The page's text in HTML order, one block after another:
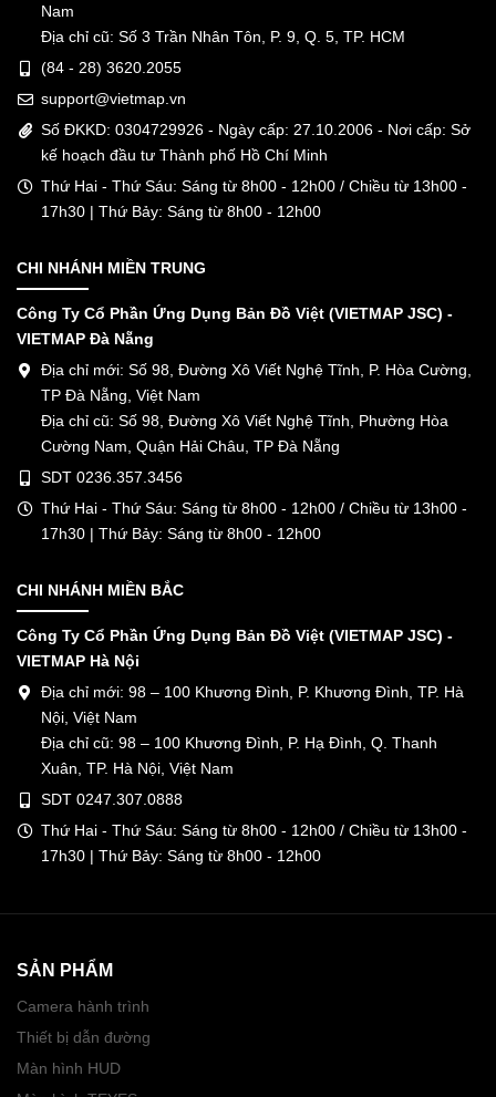
Nam
Địa chỉ cũ: Số 3 Trần Nhân Tôn, P. 9, Q. 5, TP. HCM
(84 - 28) 3620.2055
support@vietmap.vn
Số ĐKKD: 0304729926 - Ngày cấp: 27.10.2006 - Nơi cấp: Sở
kế hoạch đầu tư Thành phố Hồ Chí Minh
Thứ Hai - Thứ Sáu: Sáng từ 8h00 - 12h00 / Chiều từ 13h00 -
17h30 | Thứ Bảy: Sáng từ 8h00 - 12h00
CHI NHÁNH MIỀN TRUNG
Công Ty Cổ Phần Ứng Dụng Bản Đồ Việt (VIETMAP JSC) -
VIETMAP Đà Nẵng
Địa chỉ mới: Số 98, Đường Xô Viết Nghệ Tĩnh, P. Hòa Cường,
TP Đà Nẵng, Việt Nam
Địa chỉ cũ: Số 98, Đường Xô Viết Nghệ Tĩnh, Phường Hòa
Cường Nam, Quận Hải Châu, TP Đà Nẵng
SDT 0236.357.3456
Thứ Hai - Thứ Sáu: Sáng từ 8h00 - 12h00 / Chiều từ 13h00 -
17h30 | Thứ Bảy: Sáng từ 8h00 - 12h00
CHI NHÁNH MIỀN BẮC
Công Ty Cổ Phần Ứng Dụng Bản Đồ Việt (VIETMAP JSC) -
VIETMAP Hà Nội
Địa chỉ mới: 98 – 100 Khương Đình, P. Khương Đình, TP. Hà
Nội, Việt Nam
Địa chỉ cũ: 98 – 100 Khương Đình, P. Hạ Đình, Q. Thanh
Xuân, TP. Hà Nội, Việt Nam
SDT 0247.307.0888
Thứ Hai - Thứ Sáu: Sáng từ 8h00 - 12h00 / Chiều từ 13h00 -
17h30 | Thứ Bảy: Sáng từ 8h00 - 12h00
SẢN PHẨM
Camera hành trình
Thiết bị dẫn đường
Màn hình HUD